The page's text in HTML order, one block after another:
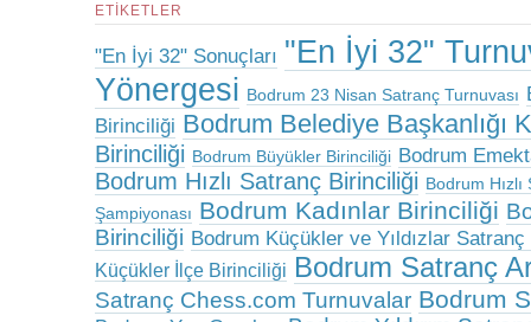
ETIKETLER
"En İyi 32" Sonuçları "En İyi 32"
Yönergesi Bodrum 23 Nisan Satranç Turnuvası
Birinciliği Bodrum Belediye Başkanlığı
Birinciliği Bodrum Büyükler Birinciliği Bodrum
Bodrum Hızlı Satranç Birinciliği Bodrum Hızlı
Şampiyonası Bodrum Kadınlar Birinciliği
Birinciliği Bodrum Küçükler ve Yıldızlar
Küçükler İlçe Birinciliği Bodrum Satranç
Satranç Chess.com Turnuvalar Bodrum